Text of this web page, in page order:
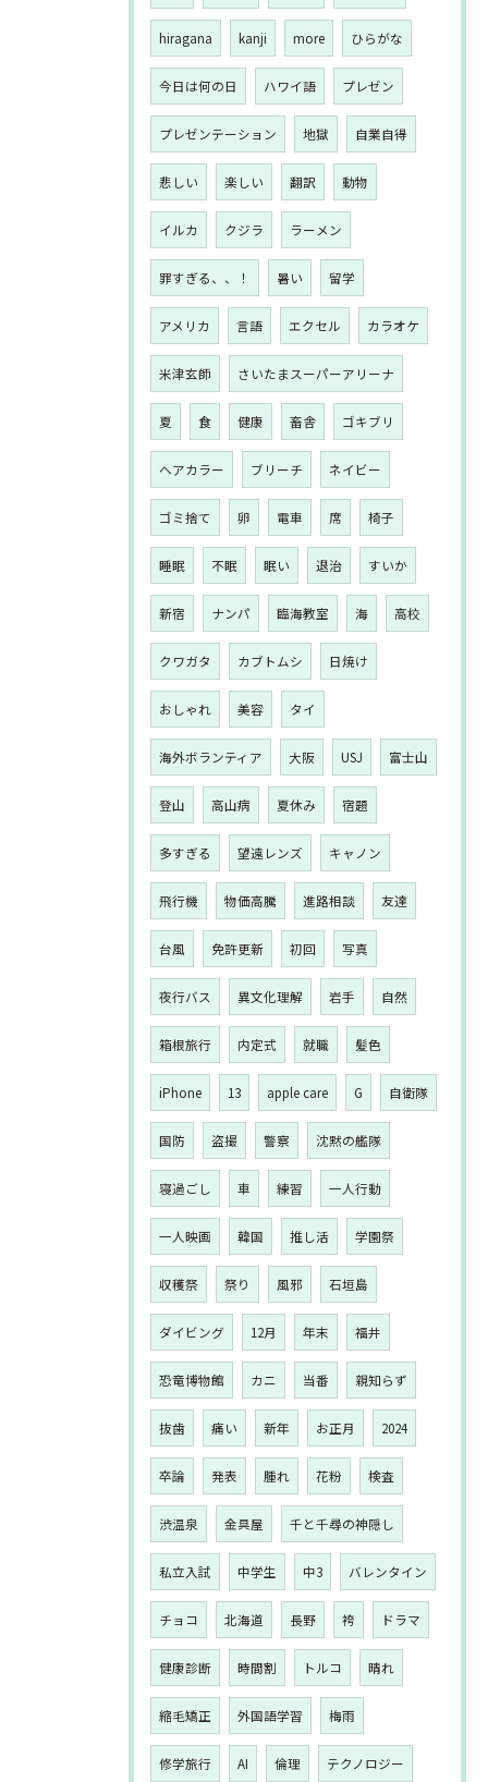
hiragana kanji more ひらがな
今日は何の日 ハワイ語 プレゼン
プレゼンテーション 地獄 自業自得
悲しい 楽しい 翻訳 動物
イルカ クジラ ラーメン
罪すぎる、、！ 暑い 留学
アメリカ 言語 エクセル カラオケ
米津玄師 さいたまスーパーアリーナ
夏 食 健康 畜舎 ゴキブリ
ヘアカラー ブリーチ ネイビー
ゴミ捨て 卵 電車 席 椅子
睡眠 不眠 眠い 退治 すいか
新宿 ナンパ 臨海教室 海 高校
クワガタ カブトムシ 日焼け
おしゃれ 美容 タイ
海外ボランティア 大阪 USJ 富士山
登山 高山病 夏休み 宿題
多すぎる 望遠レンズ キャノン
飛行機 物価高騰 進路相談 友達
台風 免許更新 初回 写真
夜行バス 異文化理解 岩手 自然
箱根旅行 内定式 就職 髪色
iPhone 13 apple care G 自衛隊
国防 盗撮 警察 沈黙の艦隊
寝過ごし 車 練習 一人行動
一人映画 韓国 推し活 学園祭
収穫祭 祭り 風邪 石垣島
ダイビング 12月 年末 福井
恐竜博物館 カニ 当番 親知らず
抜歯 痛い 新年 お正月 2024
卒論 発表 腫れ 花粉 検査
渋温泉 金具屋 千と千尋の神隠し
私立入試 中学生 中3 バレンタイン
チョコ 北海道 長野 袴 ドラマ
健康診断 時間割 トルコ 晴れ
縮毛矯正 外国語学習 梅雨
修学旅行 AI 倫理 テクノロジー